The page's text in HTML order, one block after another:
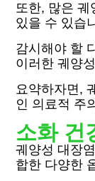
또한, 많은 궤
있을 수 있습
감시해야 할
이러한 궤양
요약하자면,
인 의료적 주
소화 건
궤양성 대장
합한 다양한